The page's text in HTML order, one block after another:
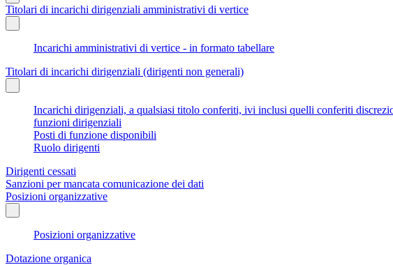
Titolari di incarichi dirigenziali amministrativi di vertice
Incarichi amministrativi di vertice - in formato tabellare
Titolari di incarichi dirigenziali (dirigenti non generali)
Incarichi dirigenziali, a qualsiasi titolo conferiti, ivi inclusi quelli conferiti
funzioni dirigenziali
Posti di funzione disponibili
Ruolo dirigenti
Dirigenti cessati
Sanzioni per mancata comunicazione dei dati
Posizioni organizzative
Posizioni organizzative
Dotazione organica